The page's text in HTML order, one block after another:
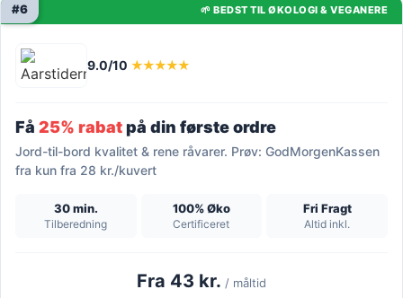
🌱 BEDST TIL ØKOLOGI & VEGANERE
#6
9.0/10 ★★★★★
Få 25% rabatpå din første ordre
Jord-til-bord kvalitet & rene råvarer. Prøv: GodMorgenKassen
fra kun fra 28 kr./kuvert
30 min.
Tilberedning
100% Øko
Certificeret
Fri Fragt
Altid inkl.
Fra 43 kr. / måltid